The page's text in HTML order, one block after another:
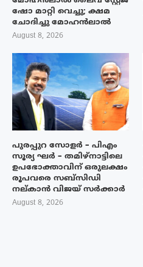
ഷോ മാറ്റി വെച്ചു; ക്ഷമ
ചോദിച്ചു മോഹൻലാൽ
August 8, 2026
പുരപ്പുറ സോളർ – പിഎം
സൂര്യ ഘർ – തമിഴ്നാട്ടിലെ
ഉപഭോക്താവിന് ഒരുലക്ഷം
രൂപവരെ സബ്സിഡി
നല്കാൻ വിജയ് സർക്കാർ
August 8, 2026